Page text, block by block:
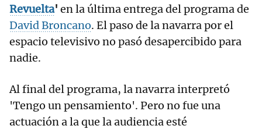
Revuelta' en la última entrega del programa de
David Broncano. El paso de la navarra por el
espacio televisivo no pasó desapercibido para
nadie.
Al final del programa, la navarra interpretó
'Tengo un pensamiento'. Pero no fue una
actuación a la que la audiencia esté